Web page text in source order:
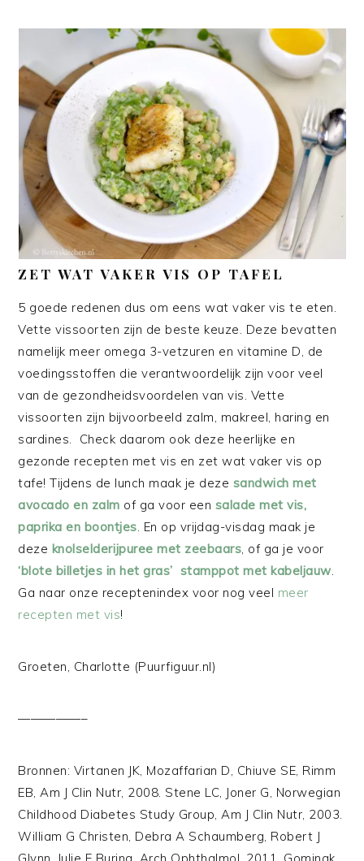
ZET WAT VAKER VIS OP TAFEL
5 goede redenen dus om eens wat vaker vis te eten.
Vette vissoorten zijn de beste keuze. Deze bevatten
namelijk meer omega 3-vetzuren en vitamine D, de
voedingsstoffen die verantwoordelijk zijn voor veel
van de gezondheidsvoordelen van vis. Vette
vissoorten zijn bijvoorbeeld zalm, makreel, haring en
sardines. Check daarom ook deze heerlijke en
gezonde recepten met vis en zet wat vaker vis op
tafe! Tijdens de lunch maak je deze sandwich met
avocado en zalm of ga voor een salade met vis,
paprika en boontjes. En op vrijdag-visdag maak je
deze knolselderijpuree met zeebaars, of ga je voor
‘blote billetjes in het gras’ stamppot met kabeljauw.
Ga naar onze receptenindex voor nog veel meer
recepten met vis!
Groeten, Charlotte (Puurfiguur.nl)
—————–
Bronnen: Virtanen JK, Mozaffarian D, Chiuve SE, Rimm
EB, Am J Clin Nutr, 2008. Stene LC, Joner G, Norwegian
Childhood Diabetes Study Group, Am J Clin Nutr, 2003.
William G Christen, Debra A Schaumberg, Robert J